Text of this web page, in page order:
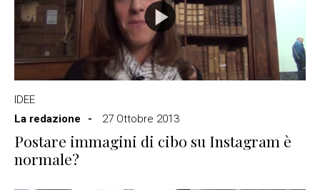
IDEE
La redazione
27 Ottobre 2013
Postare immagini di cibo su Instagram è
normale?